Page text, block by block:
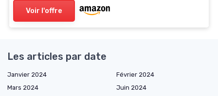
Voir l'offre
Les articles par date
Janvier 2024
Février 2024
Mars 2024
Juin 2024